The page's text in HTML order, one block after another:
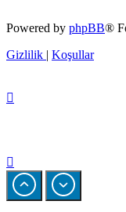
Powered by phpBB®
Gizlilik | Koşullar